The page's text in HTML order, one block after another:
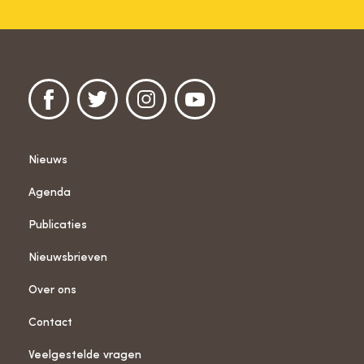
Nieuws
Agenda
Publicaties
Nieuwsbrieven
Over ons
Contact
Veelgestelde vragen